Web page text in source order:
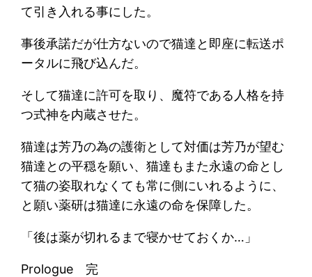
て引き入れる事にした。
事後承諾だが仕方ないので猫達と即座に転送ポ
ータルに飛び込んだ。
そして猫達に許可を取り、魔符である人格を持
つ式神を内蔵させた。
猫達は芳乃の為の護衛として対価は芳乃が望む
猫達との平穏を願い、猫達もまた永遠の命とし
て猫の姿取れなくても常に側にいれるように、
と願い薬研は猫達に永遠の命を保障した。
「後は薬が切れるまで寝かせておくか…」
Prologue 完